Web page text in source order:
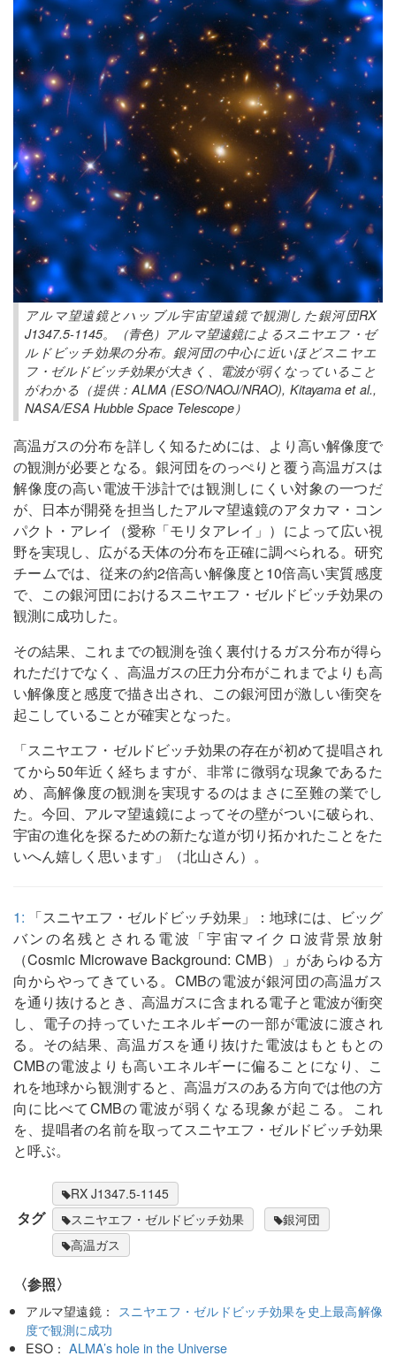
アルマ望遠鏡とハッブル宇宙望遠鏡で観測した銀河団RX
J1347.5-1145。（青色）アルマ望遠鏡によるスニヤエフ・ゼ
ルドビッチ効果の分布。銀河団の中心に近いほどスニヤエ
フ・ゼルドビッチ効果が大きく、電波が弱くなっていること
がわかる（提供：ALMA (ESO/NAOJ/NRAO), Kitayama et al.,
NASA/ESA Hubble Space Telescope）
高温ガスの分布を詳しく知るためには、より高い解像度で
の観測が必要となる。銀河団をのっぺりと覆う高温ガスは
解像度の高い電波干渉計では観測しにくい対象の一つだ
が、日本が開発を担当したアルマ望遠鏡のアタカマ・コン
パクト・アレイ（愛称「モリタアレイ」）によって広い視
野を実現し、広がる天体の分布を正確に調べられる。研究
チームでは、従来の約2倍高い解像度と10倍高い実質感度
で、この銀河団におけるスニヤエフ・ゼルドビッチ効果の
観測に成功した。
その結果、これまでの観測を強く裏付けるガス分布が得ら
れただけでなく、高温ガスの圧力分布がこれまでよりも高
い解像度と感度で描き出され、この銀河団が激しい衝突を
起こしていることが確実となった。
「スニヤエフ・ゼルドビッチ効果の存在が初めて提唱され
てから50年近く経ちますが、非常に微弱な現象であるた
め、高解像度の観測を実現するのはまさに至難の業でし
た。今回、アルマ望遠鏡によってその壁がついに破られ、
宇宙の進化を探るための新たな道が切り拓かれたことをた
いへん嬉しく思います」（北山さん）。
1: 「スニヤエフ・ゼルドビッチ効果」：地球には、ビッグ
バンの名残とされる電波「宇宙マイクロ波背景放射
（Cosmic Microwave Background: CMB）」があらゆる方
向からやってきている。CMBの電波が銀河団の高温ガス
を通り抜けるとき、高温ガスに含まれる電子と電波が衝突
し、電子の持っていたエネルギーの一部が電波に渡され
る。その結果、高温ガスを通り抜けた電波はもともとの
CMBの電波よりも高いエネルギーに偏ることになり、こ
れを地球から観測すると、高温ガスのある方向では他の方
向に比べてCMBの電波が弱くなる現象が起こる。これ
を、提唱者の名前を取ってスニヤエフ・ゼルドビッチ効果
と呼ぶ。
タグ
RX J1347.5-1145
スニヤエフ・ゼルドビッチ効果
銀河団
高温ガス
〈参照〉
アルマ望遠鏡： スニヤエフ・ゼルドビッチ効果を史上最高解像
度で観測に成功
ESO：ALMA’s hole in the Universe